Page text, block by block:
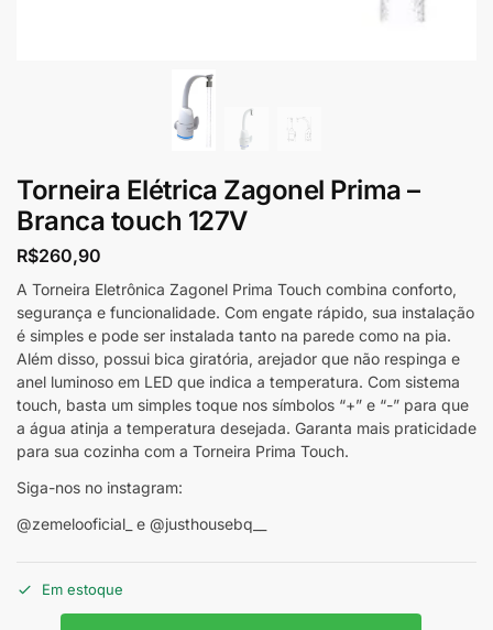
Torneira Elétrica Zagonel Prima –
Branca touch 127V
R$260,90
A Torneira Eletrônica Zagonel Prima Touch combina conforto,
segurança e funcionalidade. Com engate rápido, sua instalação
é simples e pode ser instalada tanto na parede como na pia.
Além disso, possui bica giratória, arejador que não respinga e
anel luminoso em LED que indica a temperatura. Com sistema
touch, basta um simples toque nos símbolos “+” e “-” para que
a água atinja a temperatura desejada. Garanta mais praticidade
para sua cozinha com a Torneira Prima Touch.
Siga-nos no instagram:
@zemelooficial_ e @justhousebq__
Em estoque